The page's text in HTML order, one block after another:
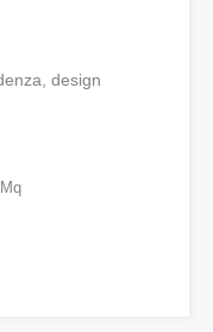
design
Mq